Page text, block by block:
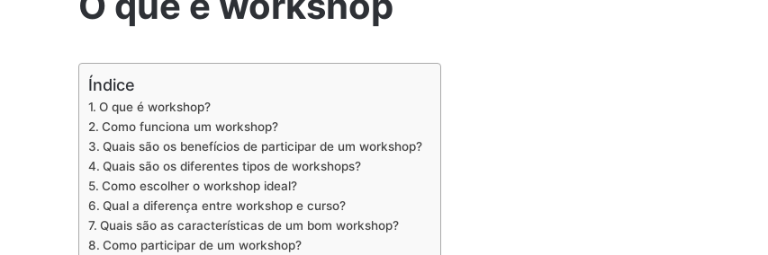
Índice
O que é workshop?
Como funciona um workshop?
Quais são os benefícios de participar de um workshop?
Quais são os diferentes tipos de workshops?
Como escolher o workshop ideal?
Qual a diferença entre workshop e curso?
Quais são as características de um bom workshop?
Como participar de um workshop?